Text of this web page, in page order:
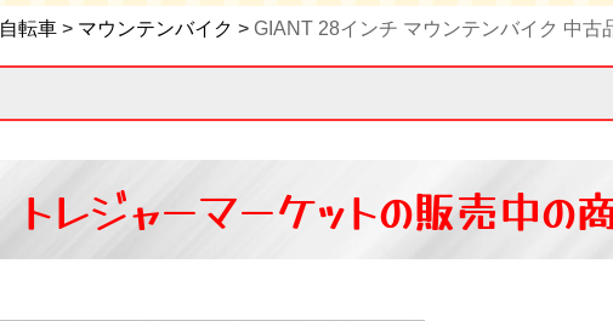
自転車 > マウンテンバイク > GIANT 28インチ マウンテンバイク 中古
トレジャーマーケットの販売中の